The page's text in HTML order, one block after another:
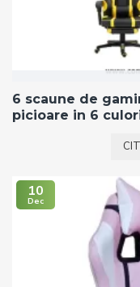
6 scaune de
picioare in 6
10
Dec